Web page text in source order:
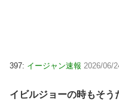
397: イージャン速報 2026/06/
イビルジョーの時もそ